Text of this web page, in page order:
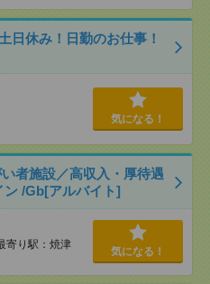
日休み！日勤のお仕事！
気になる！
者施設／高収入・厚待遇
ン /Gb[アルバイト]
寄り駅：焼津
気になる！